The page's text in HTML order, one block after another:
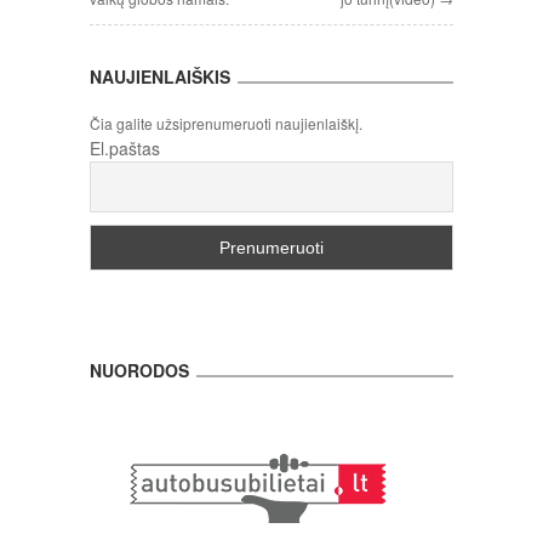
NAUJIENLAIŠKIS
Čia galite užsiprenumeruoti naujienlaiškį.
El.paštas
NUORODOS